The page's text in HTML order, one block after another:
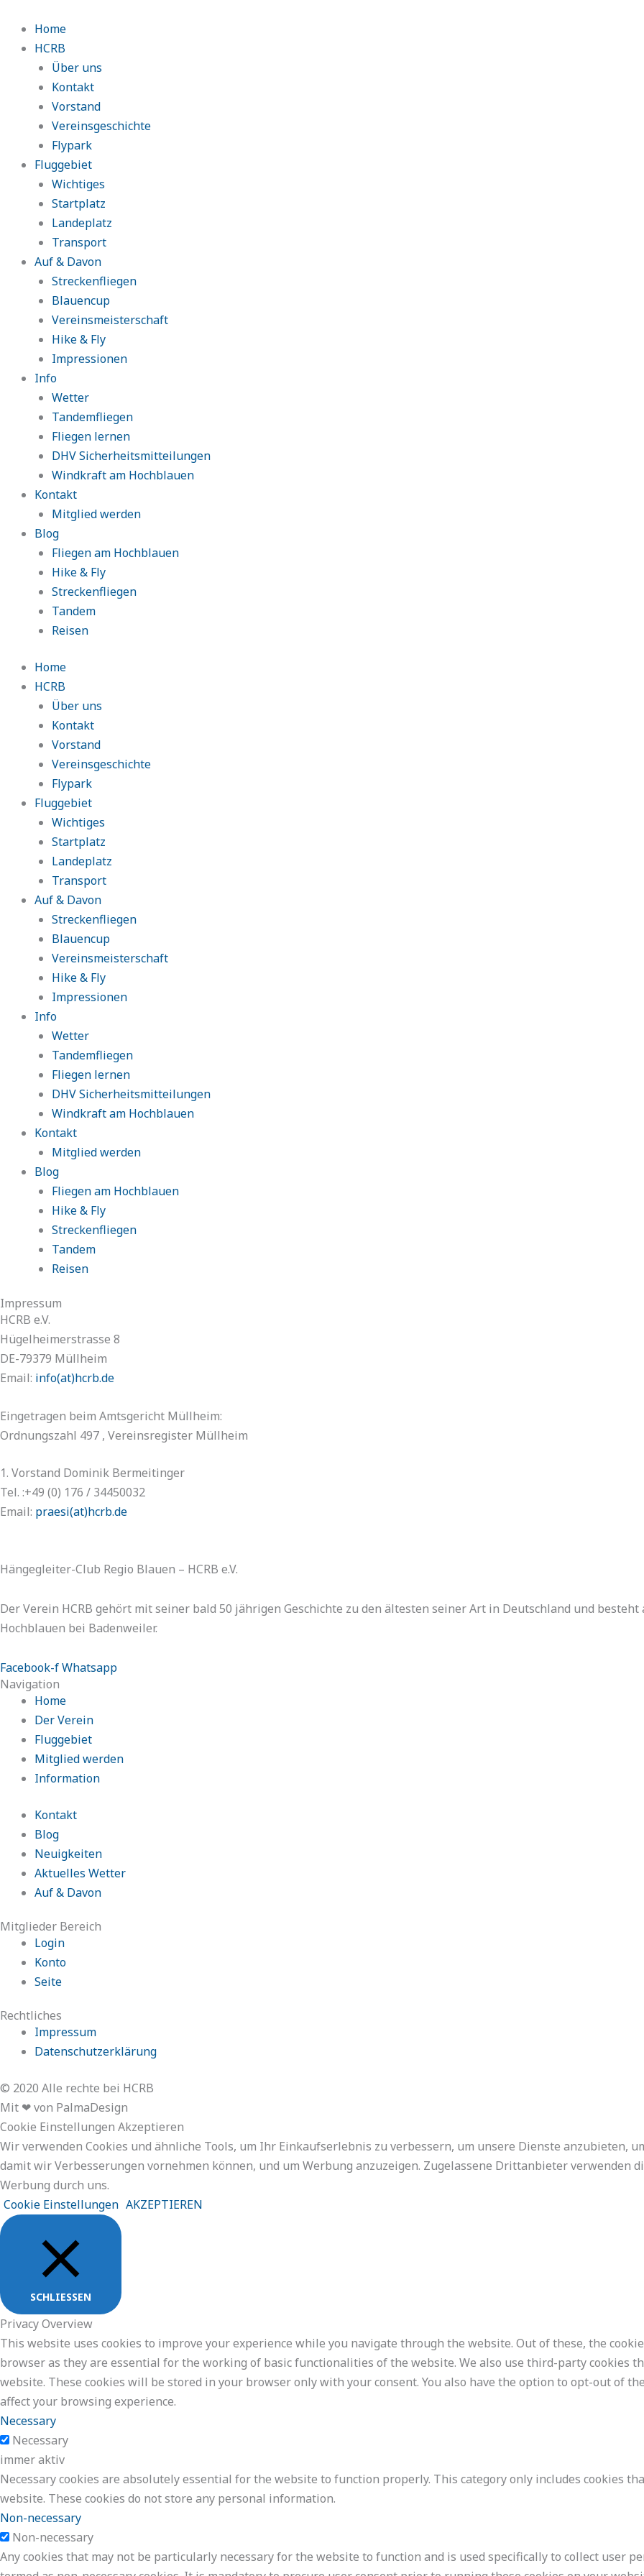
Inhalt
springen
Home
HCRB
Über uns
Kontakt
Vorstand
Vereinsgeschichte
Flypark
Fluggebiet
Wichtiges
Startplatz
Landeplatz
Transport
Auf & Davon
Streckenfliegen
Blauencup
Vereinsmeisterschaft
Hike & Fly
Impressionen
Info
Wetter
Tandemfliegen
Fliegen lernen
DHV Sicherheitsmitteilungen
Windkraft am Hochblauen
Kontakt
Mitglied werden
Blog
Fliegen am Hochblauen
Hike & Fly
Streckenfliegen
Tandem
Reisen
Home
HCRB
Über uns
Kontakt
Vorstand
Vereinsgeschichte
Flypark
Fluggebiet
Wichtiges
Startplatz
Landeplatz
Transport
Auf & Davon
Streckenfliegen
Blauencup
Vereinsmeisterschaft
Hike & Fly
Impressionen
Info
Wetter
Tandemfliegen
Fliegen lernen
DHV Sicherheitsmitteilungen
Windkraft am Hochblauen
Kontakt
Mitglied werden
Blog
Fliegen am Hochblauen
Hike & Fly
Streckenfliegen
Tandem
Reisen
Impressum
HCRB e.V.
Hügelheimerstrasse 8
DE-79379 Müllheim
Email: info(at)hcrb.de
Eingetragen beim Amtsgericht Müllheim:
Ordnungszahl 497 , Vereinsregister Müllheim
1. Vorstand Dominik Bermeitinger
Tel. :+49 (0) 176 / 34450032
Email: praesi(at)hcrb.de
Hängegleiter-Club Regio Blauen – HCRB e.V.
Der Verein HCRB gehört mit seiner bald 50 jährigen Geschichte zu den ältesten seiner Art in Deutschland und
Hochblauen bei Badenweiler.
Facebook-fWhatsapp
Navigation
Home
Der Verein
Fluggebiet
Mitglied werden
Information
Kontakt
Blog
Neuigkeiten
Aktuelles Wetter
Auf & Davon
Mitglieder Bereich
Login
Konto
Seite
Rechtliches
Impressum
Datenschutzerklärung
© 2020 Alle rechte bei HCRB
Mit ❤ von PalmaDesign
Cookie Einstellungen Akzeptieren
Wir verwenden Cookies und ähnliche Tools, um Ihr Einkaufserlebnis zu verbessern, um unsere Dienste anzubieten,
damit wir Verbesserungen vornehmen können, und um Werbung anzuzeigen. Zugelassene Drittanbieter verwenden
Werbung durch uns.
Cookie Einstellungen AKZEPTIEREN
SCHLIESSEN
Privacy Overview
This website uses cookies to improve your experience while you navigate through the website. Out of these, the
browser as they are essential for the working of basic functionalities of the website. We also use third-party cookies
website. These cookies will be stored in your browser only with your consent. You also have the option to opt-out of
affect your browsing experience.
Necessary
Necessary
immer aktiv
Necessary cookies are absolutely essential for the website to function properly. This category only includes cookies
website. These cookies do not store any personal information.
Non-necessary
Non-necessary
Any cookies that may not be particularly necessary for the website to function and is used specifically to collect user